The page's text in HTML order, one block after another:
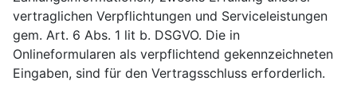
vertraglichen Verpflichtungen und Serviceleistungen
gem. Art. 6 Abs. 1 lit b. DSGVO. Die in
Onlineformularen als verpflichtend gekennzeichneten
Eingaben, sind für den Vertragsschluss erforderlich.